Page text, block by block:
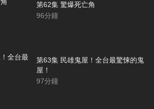
第62集 驚爆死亡角
96分鐘
第63集 民雄鬼屋！全台最驚悚的鬼
屋！
97分鐘